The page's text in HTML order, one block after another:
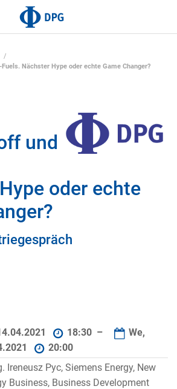
Nächster Hype oder echte Game Changer?
und
oder echte
18:30 –
We,
20:00
Ireneusz Pyc, Siemens Energy, New
Business, Business Development